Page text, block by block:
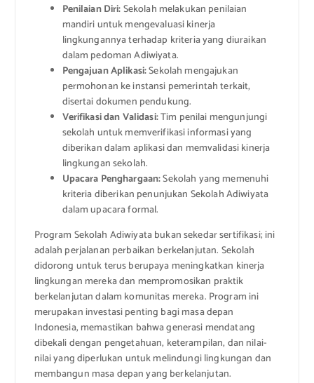
Penilaian Diri:Sekolah melakukan penilaian
mandiri untuk mengevaluasi kinerja
lingkungannya terhadap kriteria yang diuraikan
dalam pedoman Adiwiyata.
Pengajuan Aplikasi:Sekolah mengajukan
permohonan ke instansi pemerintah terkait,
disertai dokumen pendukung.
Verifikasi dan Validasi:Tim penilai mengunjungi
sekolah untuk memverifikasi informasi yang
diberikan dalam aplikasi dan memvalidasi kinerja
lingkungan sekolah.
Upacara Penghargaan:Sekolah yang memenuhi
kriteria diberikan penunjukan Sekolah Adiwiyata
dalam upacara formal.
Program Sekolah Adiwiyata bukan sekedar sertifikasi; ini
adalah perjalanan perbaikan berkelanjutan. Sekolah
didorong untuk terus berupaya meningkatkan kinerja
lingkungan mereka dan mempromosikan praktik
berkelanjutan dalam komunitas mereka. Program ini
merupakan investasi penting bagi masa depan
Indonesia, memastikan bahwa generasi mendatang
dibekali dengan pengetahuan, keterampilan, dan nilai-
nilai yang diperlukan untuk melindungi lingkungan dan
membangun masa depan yang berkelanjutan.